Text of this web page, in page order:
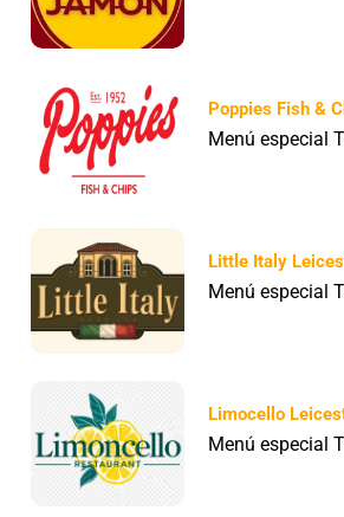
Poppies Fish &
Menú especial
Little Italy
Menú especial
Limocello
Menú especial